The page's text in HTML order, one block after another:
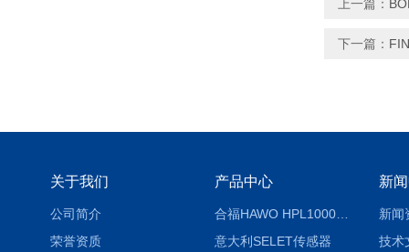
上一篇：
下一篇：
关于我们
公司简介
荣誉资质
产品中心
合福HAWO HPL1000AS封口机
意大利SELET传感器
新
新闻
技术